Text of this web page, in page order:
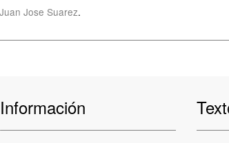
Juan Jose Suarez.
Información